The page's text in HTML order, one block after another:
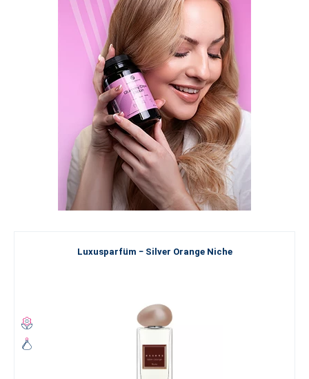
Luxusparfüm − Silver Orange Niche